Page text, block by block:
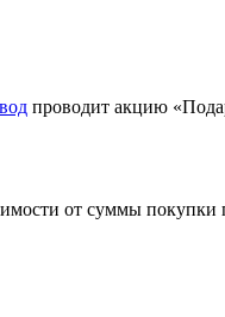
проводит акцию
от суммы покупки